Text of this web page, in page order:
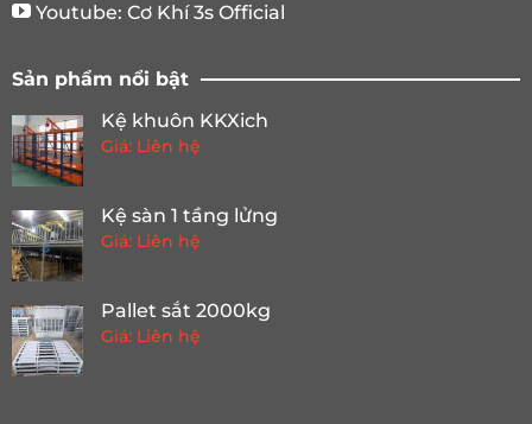
Youtube: Cơ Khí 3s Official
Sản phẩm nổi bật
Kệ khuôn KKXich
Giá: Liên hệ
Kệ sàn 1 tầng lửng
Giá: Liên hệ
Pallet sắt 2000kg
Giá: Liên hệ